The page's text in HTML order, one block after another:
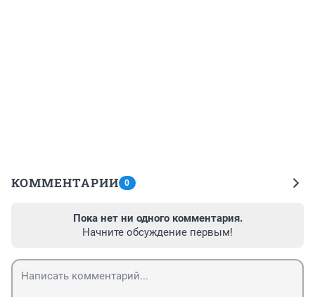
КОММЕНТАРИИ 0
Пока нет ни одного комментария.
Начните обсуждение первым!